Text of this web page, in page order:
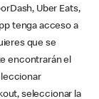
Uber Eats,
tenga acceso a
que se
encontrarán el
seleccionar la